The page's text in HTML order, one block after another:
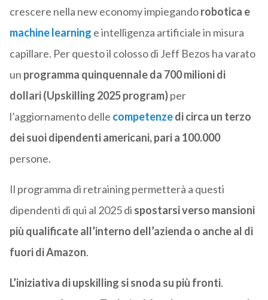
crescere nella new economy impiegandorobotica e
machine learning e intelligenza artificiale in misura
capillare. Per questo il colosso di Jeff Bezos ha varato
un programma quinquennale da 700 milioni di
dollari (Upskilling 2025 program)per
l’aggiornamento delle competenzedi circa un terzo
dei suoi dipendenti americani, pari a 100.000
persone.
Il programma di retraining permetterà a questi
dipendenti di qui al 2025 di spostarsi verso mansioni
più qualificate all’interno dell’azienda o anche al di
fuori di Amazon.
L’iniziativa di upskilling si snoda su più fronti.